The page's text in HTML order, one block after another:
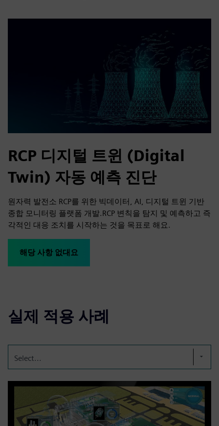
RCP 디지털 트윈 (Digital
Twin) 자동 예측 진단
원자력 발전소 RCP를 위한 빅데이터, AI, 디지털 트윈 기반
종합 모니터링 플랫폼 개발.RCP 변칙을 탐지 및 예측하고 즉
각적인 대응 조치를 시작하는 것을 목표로 해요.
해당 사항 없대요
실제 적용 사례
Select...